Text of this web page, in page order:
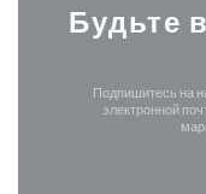
Будьте
Подпишитесь на
электронной